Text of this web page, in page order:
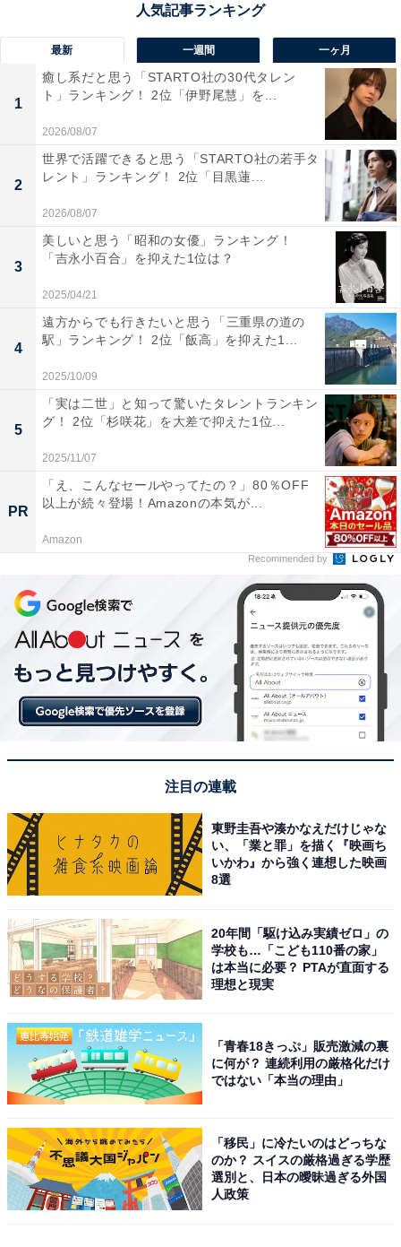
1位：ビジュアル
View this post on Instagram
A post shared by 横浜流星 (@ryuseiyokohama_official)
1位にランクインしたのは、「ビジュアル」です。正統
派イケメンからワイルドなヒゲスタイルまで様になる、
2019年放送のドラマ『初めて恋をした日に読む話』
（TBS系）で演じたピンク髪の不良高校生役や、2020年
放送のドラマ『私たちはどうかしている』（日本テレビ
系）で見せた和服姿など、ビジュアルの良さがたびたび
話題になりました。
また俳優業だけでなく、「クリスチャン ディオール」フ
ァッションのメンズ初のジャパンアンバサダーや、「シ
ュウウエムラ」のジャパンブランドアンバサダーに就任
するなど、持ち前のビジュアルを生かして活躍の幅を広
げています。
回答コメントでは「かっこいいから。ドラマや映画に横
浜流星さんが出ているだけで華があるように感じるか
ら」（10代女性／愛知県）、「ビジュアルについては自
分のことをかっこいいと認めていない感じが良い」（40
代女性／福岡県）、「雑誌の表紙がとてもカッコよく買
最新 一週間 一ヶ月
1
癒し系だと思う「STARTO社の30代タレン
ト」ランキング！ 2位「伊野尾慧」を...
2026/08/07
2
世界で活躍できると思う「STARTO社の若手タ
レント」ランキング！ 2位「目黒蓮...
2026/08/07
3
美しいと思う「昭和の女優」ランキング！
「吉永小百合」を抑えた1位は？
2025/04/21
4
遠方からでも行きたいと思う「三重県の道の
駅」ランキング！ 2位「飯高」を抑えた1...
2025/10/09
5
「実は二世」と知って驚いたタレントランキン
グ！ 2位「杉咲花」を大差で抑えた1位...
2025/11/07
PR
「え、こんなセールやってたの？」80％OFF
以上が続々登場！Amazonの本気が...
Amazon
Recommended by
注目の連載
東野圭吾や湊かなえだけじゃな
い、「業と罪」を描く『映画ち
いかわ』から強く連想した映画
8選
20年間「駆け込み実績ゼロ」の
学校も…「こども110番の家」
は本当に必要？ PTAが直面する
理想と現実
「青春18きっぷ」販売激減の裏
に何が？ 連続利用の厳格化だけ
ではない「本当の理由」
「移民」に冷たいのはどっちな
のか？ スイスの厳格過ぎる学歴
選別と、日本の曖昧過ぎる外国
人政策